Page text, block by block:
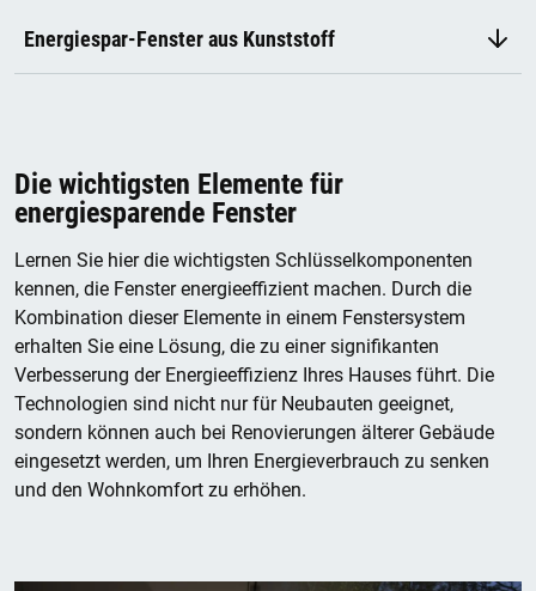
Energiespar-Fenster aus Kunststoff
Die wichtigsten Elemente für
energiesparende Fenster
Lernen Sie hier die wichtigsten Schlüsselkomponenten
kennen, die Fenster energieeffizient machen. Durch die
Kombination dieser Elemente in einem Fenstersystem
erhalten Sie eine Lösung, die zu einer signifikanten
Verbesserung der Energieeffizienz Ihres Hauses führt. Die
Technologien sind nicht nur für Neubauten geeignet,
sondern können auch bei Renovierungen älterer Gebäude
eingesetzt werden, um Ihren Energieverbrauch zu senken
und den Wohnkomfort zu erhöhen.